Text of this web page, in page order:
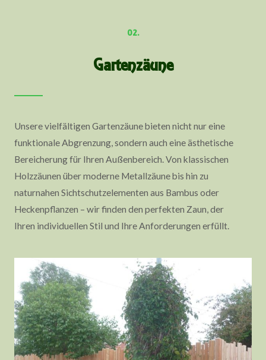
02.
Gartenzäune
Unsere vielfältigen Gartenzäune bieten nicht nur eine
funktionale Abgrenzung, sondern auch eine ästhetische
Bereicherung für Ihren Außenbereich. Von klassischen
Holzzäunen über moderne Metallzäune bis hin zu
naturnahen Sichtschutzelementen aus Bambus oder
Heckenpflanzen – wir finden den perfekten Zaun, der
Ihren individuellen Stil und Ihre Anforderungen erfüllt.